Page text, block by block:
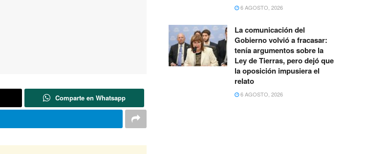
Comparte en Whatsapp
6 AGOSTO, 2026
La comunicación del
Gobierno volvió a fracasar:
tenía argumentos sobre la
Ley de Tierras, pero dejó que
la oposición impusiera el
relato
6 AGOSTO, 2026